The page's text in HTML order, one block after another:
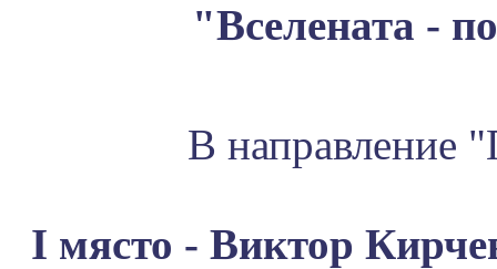
"Вселената -
В направление
I място - Виктор